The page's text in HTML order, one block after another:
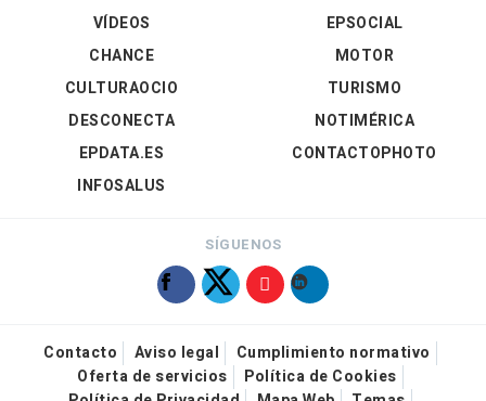
VÍDEOS
EPSOCIAL
CHANCE
CULTURAOCIO
DESCONECTA
EPDATA.ES
INFOSALUS
MOTOR
TURISMO
NOTIMÉRICA
CONTACTOPHOTO
SÍGUENOS
Contacto Aviso legal
Cumplimiento normativo
Oferta de servicios
Política de Cookies